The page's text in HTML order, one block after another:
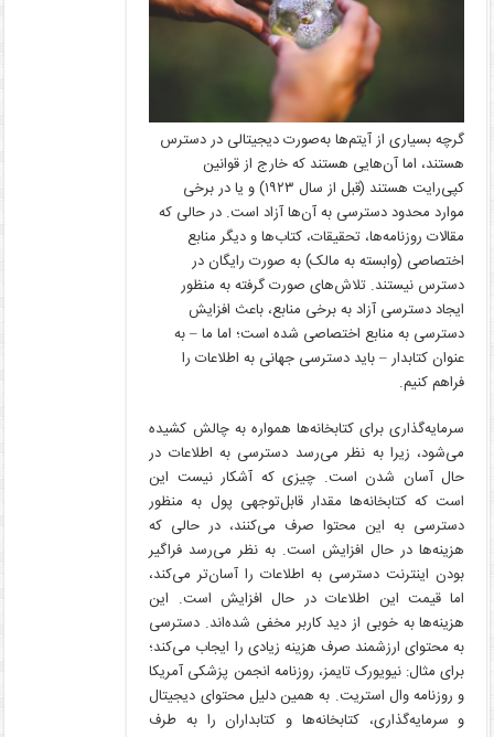
گرچه بسیاری از آیتم‌ها به‌صورت دیجیتالی در دسترس
هستند، اما آن‌هایی هستند که خارج از قوانین
کپی‌رایت هستند (قبل از سال ۱۹۲۳) و یا در برخی
موارد محدود دسترسی به آن‌ها آزاد است. در حالی که
مقالات روزنامه‌ها، تحقیقات، کتاب‌ها و دیگر منابع
اختصاصی (وابسته به مالک) به صورت رایگان در
دسترس نیستند. تلاش‌های صورت گرفته به منظور
ایجاد دسترسی آزاد به برخی منابع، باعث افزایش
دسترسی به منابع اختصاصی شده است؛ اما ما – به
عنوان کتابدار – باید دسترسی جهانی به اطلاعات را
فراهم کنیم.
سرمایه‌گذاری برای کتابخانه‌ها همواره به چالش کشیده
می‌شود، زیرا به نظر می‌رسد دسترسی به اطلاعات در
حال آسان شدن است. چیزی که آشکار نیست این
است که کتابخانه‌ها مقدار قابل‌توجهی پول به منظور
دسترسی به این محتوا صرف می‌کنند، در حالی که
هزینه‌ها در حال افزایش است. به نظر می‌رسد فراگیر
بودن اینترنت دسترسی به اطلاعات را آسان‌تر می‌کند،
اما قیمت این اطلاعات در حال افزایش است. این
هزینه‌ها به خوبی از دید کاربر مخفی شده‌اند. دسترسی
به محتوای ارزشمند صرف هزینه زیادی را ایجاب می‌کند؛
برای مثال: نیویورک تایمز، روزنامه انجمن پزشکی آمریکا
و روزنامه وال استریت. به همین دلیل محتوای دیجیتال
و سرمایه‌گذاری، کتابخانه‌ها و کتابداران را به طرف